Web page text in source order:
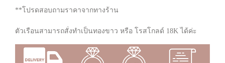
**โปรดสอบถามราคาจากทางร้าน
ตัวเรือนสามารถสั่งทำเป็นทองขาว หรือ โรสโกลด์ 18K ได้ค่ะ